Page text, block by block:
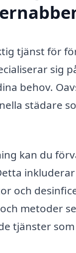
tjänst för
sig
behov.
städare
kan du
och
metoder
tjänster